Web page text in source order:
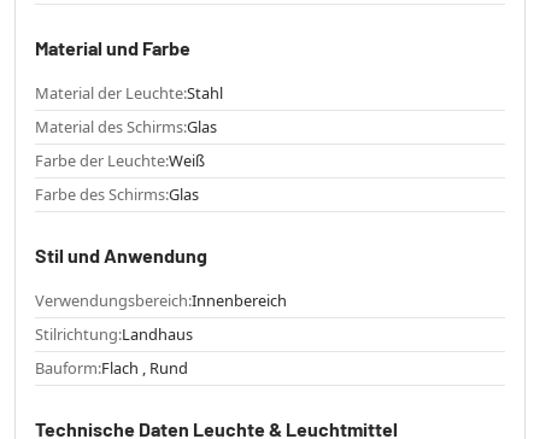
Material und Farbe
Material der Leuchte:Stahl
Material des Schirms:Glas
Farbe der Leuchte:Weiß
Farbe des Schirms:Glas
Stil und Anwendung
Verwendungsbereich:Innenbereich
Stilrichtung:Landhaus
Bauform:Flach , Rund
Technische Daten Leuchte & Leuchtmittel